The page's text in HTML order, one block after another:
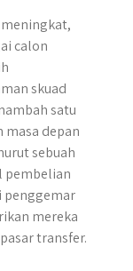
meningkat,
calon
skuad
satu
masa depan
sebuah
pembelian
penggemar
mereka
transfer.